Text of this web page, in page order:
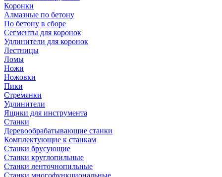
Коронки
Алмазные по бетону
По бетону в сборе
Сегменты для коронок
Удлинители для коронок
Лестницы
Ломы
Ножи
Ножовки
Пики
Стремянки
Удлинители
Ящики для инструмента
Станки
Деревообрабатывающие станки
Комплектующие к станкам
Станки брусующие
Станки круглопильные
Станки ленточнопильные
Станки многофункциональные